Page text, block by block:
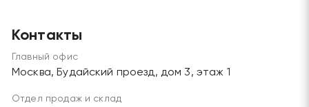
Контакты
Главный офис
Москва, Будайский проезд, дом 3, этаж 1
Отдел продаж и склад